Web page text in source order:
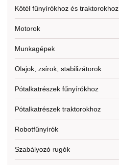
Kötél fűnyírókhoz és traktorokhoz
Motorok
Munkagépek
Olajok, zsírok, stabilizátorok
Pótalkatrészek fűnyírókhoz
Pótalkatrészek traktorokhoz
Robotfűnyírók
Szabályozó rugók